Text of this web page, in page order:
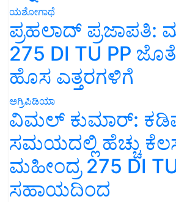
ಯಶೋಗಾಥೆ
ಪ್ರಹಲಾದ್ ಪ್ರಜಾಪತಿ:
275 DI TU PP
ಹೊಸ ಎತ್ತರಗಳಿಗೆ
ಅಗ್ರಿಪಿಡಿಯಾ
ವಿಮಲ್ ಕುಮಾರ್:
ಸಮಯದಲ್ಲಿ ಹೆಚ್ಚು
ಮಹೀಂದ್ರ 275 DI
ಸಹಾಯದಿಂದ